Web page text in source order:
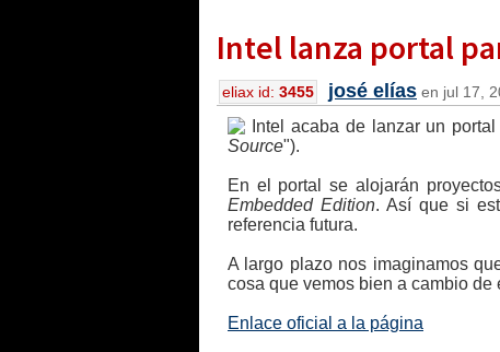
Intel lanza portal
eliax id: 3455 josé elías en jul 17,
Intel acaba de lanzar un
Source").
En el portal se alojarán
Embedded Edition. Así que si
referencia futura.
A largo plazo nos imaginamos
cosa que vemos bien a cambio
Enlace oficial a la página